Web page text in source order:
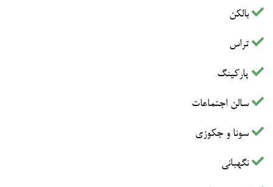
بالکن
تراس
پارکینگ
سالن اجتماعات
سونا و جکوزی
نگهبانی